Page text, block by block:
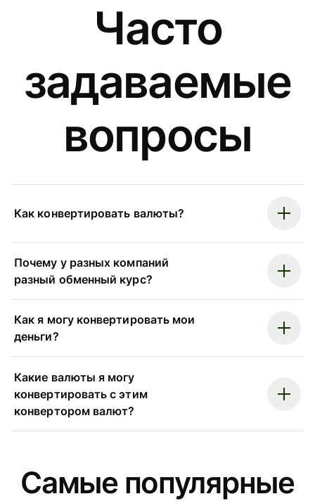
Часто
задаваемые
вопросы
Как конвертировать валюты?
Почему у разных компаний
разный обменный курс?
Как я могу конвертировать мои
деньги?
Какие валюты я могу
конвертировать с этим
конвертором валют?
Самые популярные